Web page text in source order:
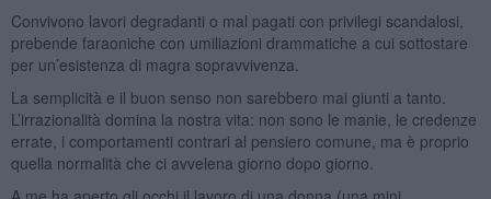
Convivono lavori degradanti o mal pagati con privilegi scandalosi,
prebende faraoniche con umiliazioni drammatiche a cui sottostare
per un’esistenza di magra sopravvivenza.
La semplicità e il buon senso non sarebbero mai giunti a tanto.
L’irrazionalità domina la nostra vita: non sono le manie, le credenze
errate, i comportamenti contrari al pensiero comune, ma è proprio
quella normalità che ci avvelena giorno dopo giorno.